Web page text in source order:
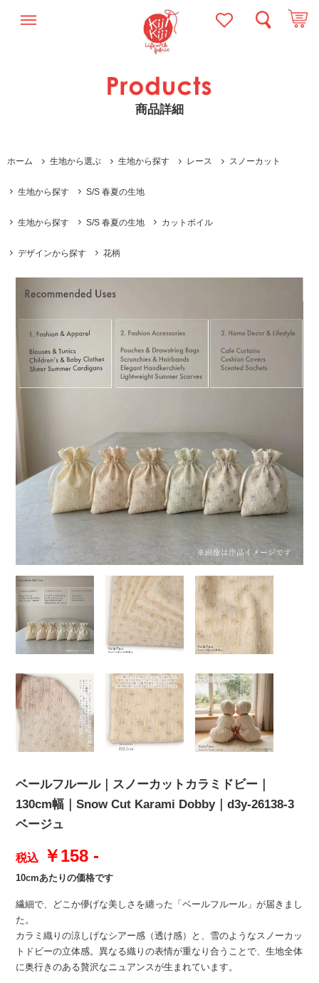
商品詳細
ホーム 生地から選ぶ 生地から探す レース スノーカット
生地から探す S/S 春夏の生地
生地から探す S/S 春夏の生地 カットボイル
デザインから探す 花柄
ベールフルール｜スノーカットカラミドビー｜
130cm幅｜Snow Cut Karami Dobby｜d3y-26138-3
ベージュ
税込 ￥158 -
10cmあたりの価格です
繊細で、どこか儚げな美しさを纏った「ベールフルール」が届きまし
た。
カラミ織りの涼しげなシアー感（透け感）と、雪のようなスノーカッ
トドビーの立体感。異なる織りの表情が重なり合うことで、生地全体
に奥行きのある贅沢なニュアンスが生まれています。